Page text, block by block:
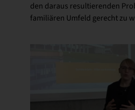
den daraus resultierenden
familiären Umfeld gerecht zu